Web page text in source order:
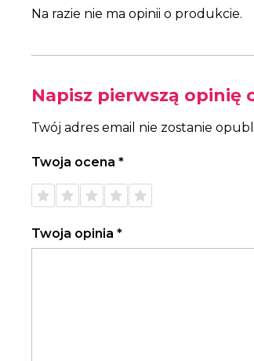
Na razie nie ma opinii o produkcie.
Napisz pierwszą opinię
Twój adres email nie zostanie
Twoja ocena *
1 z 5
gwiazdek
2 z 5
gwiazdek
3 z 5
gwiazdek
4 z 5
gwiazdek
5 z 5
gwiazdek
Twoja opinia *